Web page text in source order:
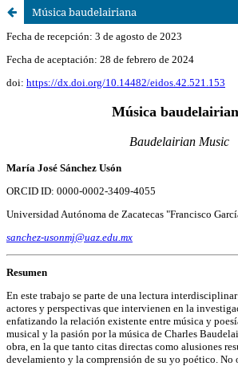
Música baudelairiana